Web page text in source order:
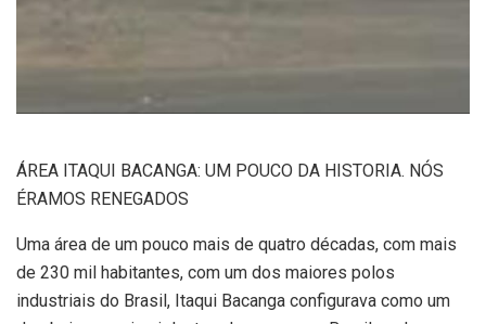
ÁREA ITAQUI BACANGA: UM POUCO DA HISTORIA. NÓS
ÉRAMOS RENEGADOS
Uma área de um pouco mais de quatro décadas, com mais
de 230 mil habitantes, com um dos maiores polos
industriais do Brasil, Itaqui Bacanga configurava como um